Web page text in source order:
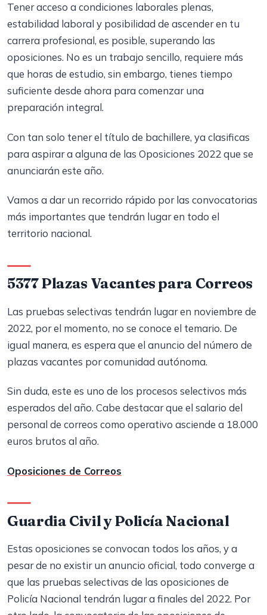
Tener acceso a condiciones laborales plenas,
estabilidad laboral y posibilidad de ascender en tu
carrera profesional, es posible, superando las
oposiciones. No es un trabajo sencillo, requiere más
que horas de estudio, sin embargo, tienes tiempo
suficiente desde ahora para comenzar una
preparación integral.
Con tan solo tener el título de bachillere, ya clasificas
para aspirar a alguna de las Oposiciones 2022 que se
anunciarán este año.
Vamos a dar un recorrido rápido por las convocatorias
más importantes que tendrán lugar en todo el
territorio nacional.
5377 Plazas Vacantes para Correos
Las pruebas selectivas tendrán lugar en noviembre de
2022, por el momento, no se conoce el temario. De
igual manera, es espera que el anuncio del número de
plazas vacantes por comunidad autónoma.
Sin duda, este es uno de los procesos selectivos más
esperados del año. Cabe destacar que el salario del
personal de correos como operativo asciende a 18.000
euros brutos al año.
Oposiciones de Correos
Guardia Civil y Policía Nacional
Estas oposiciones se convocan todos los años, y a
pesar de no existir un anuncio oficial, todo converge a
que las pruebas selectivas de las oposiciones de
Policía Nacional tendrán lugar a finales del 2022. Por